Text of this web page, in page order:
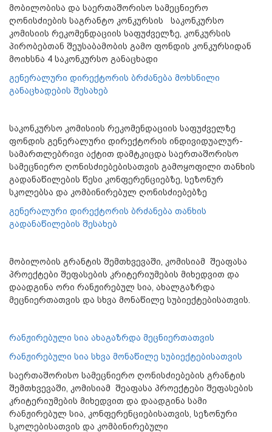
მობილობისა და საერთაშორისო სამეცნიერო
ღონისძიების საგრანტო კონკურსის საკონკურსო
კომისიის რეკომენდაციის საფუძველზე, კონკურსის
პირობებთან შეუსაბამობის გამო ფონდის კონკურსიდან
მოიხსნა 4 საკონკურსო განაცხადი
გენერალური დირექტორის ბრძანება მოხსნილი
განაცხადების შესახებ
საკონკურსო კომისიის რეკომენდაციის საფუძველზე
ფონდის გენერალური დირექტორის ინდივიდუალურ-
სამართლებრივი აქტით დამტკიცდა საერთაშორისო
სამეცნიერო ღონისძიებებისათვის გამოყოფილი თანხის
გადანაწილების წესი კონფერენციებზე, სეზონურ
სკოლებსა და კომბინირებულ ღონისძიებებზე
გენერალური დირექტორის ბრძანება თანხის
გადანაწილების შესახებ
მობილობის გრანტის შემთხვევაში, კომისიამ შეაფასა
პროექტები შეფასების კრიტერიუმების მიხედვით და
დაადგინა ორი რანჟირებულ სია, ახალგაზრდა
მეცნიერთათვის და სხვა მონაწილე სუბიექტებისათვის.
რანჟირებული სია ახაგაზრდა მეცნიერთათვის
რანჟირებული სია სხვა მონაწილე სუბიექტებისათვის
საერთაშორისო სამეცნიერო ღონისძიებების გრანტის
შემთხვევაში, კომისიამ შეაფასა პროექტები შეფასების
კრიტერიუმების მიხედვით და დაადგინა სამი
რანჟირებულ სია, კონფერენციებისათვის, სეზონური
სკოლებისათვის და კომბინირებული